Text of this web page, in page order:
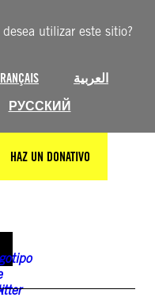
utilizar este sitio?
العربية
РУССКИЙ
HAZ UN DONATIVO